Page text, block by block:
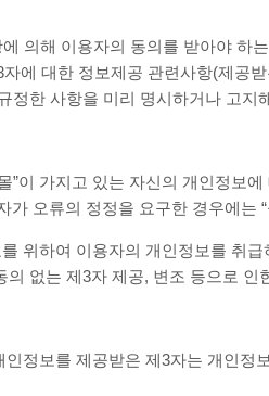
의해 이용자의 동의를 받아야 하
에 대한 정보제공 관련사항(제공
정한 사항을 미리 명시하거나 고
”이 가지고 있는 자신의 개인정보
가 오류의 정정을 요구한 경우에는
위하여 이용자의 개인정보를 취
의 없는 제3자 제공, 변조 등으로
인정보를 제공받은 제3자는 개인